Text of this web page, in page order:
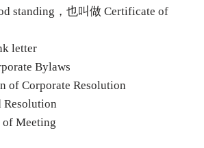
standing，也叫做 Certificate of
letter
Bylaws
of Corporate Resolution
Meeting